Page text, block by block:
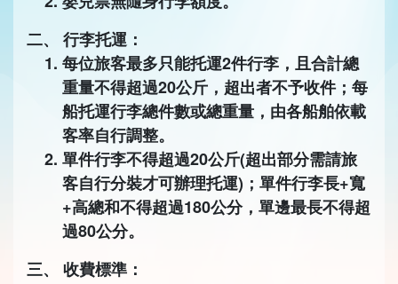
二、 行李托運：
每位旅客最多只能托運2件行李，且合計總
重量不得超過20公斤，超出者不予收件；每
船托運行李總件數或總重量，由各船舶依載
客率自行調整。
單件行李不得超過20公斤(超出部分需請旅
客自行分裝才可辦理托運)；單件行李長+寬
+高總和不得超過180公分，單邊最長不得超
過80公分。
三、 收費標準：